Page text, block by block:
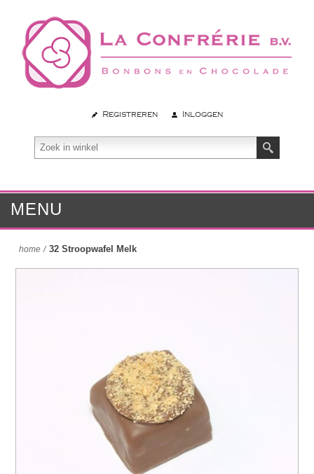
Registreren Inloggen
MENU
home / 32 Stroopwafel Melk